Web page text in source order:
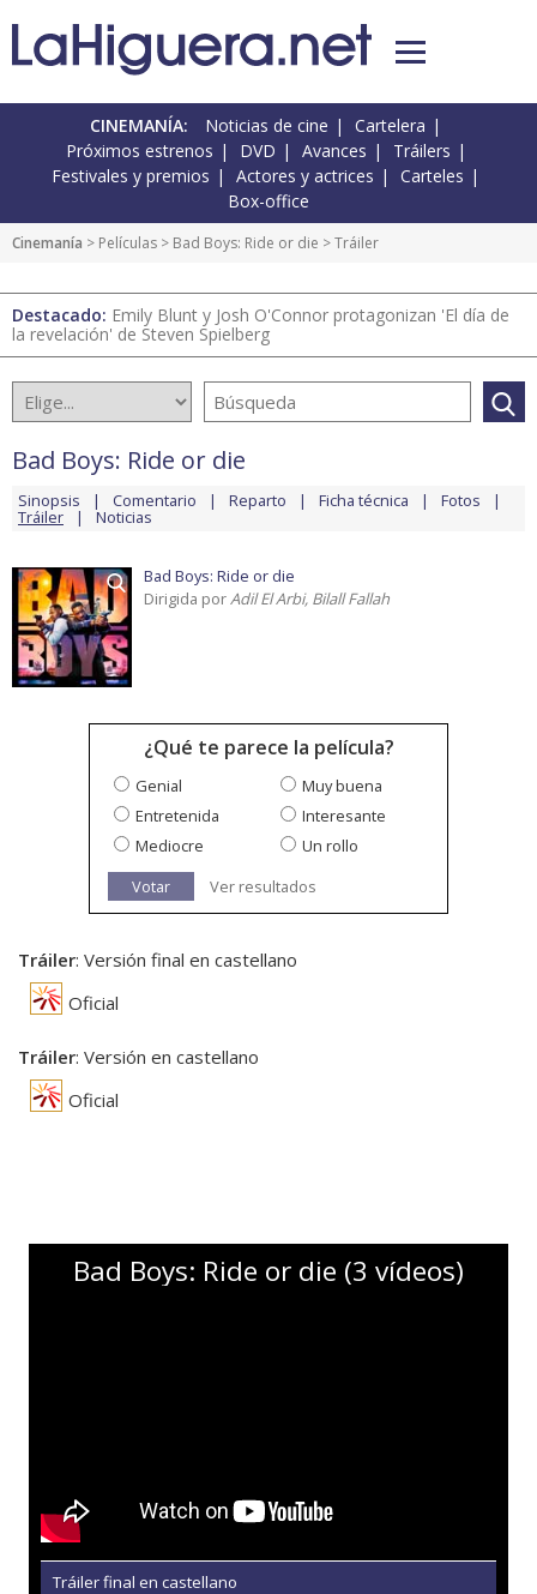
CINEMANÍA: Noticias de cine
Cartelera
Próximos estrenos
DVD Avances
Tráilers
Festivales y premios
Actores y actrices
Carteles
Box-office
Cinemanía > Películas > Bad Boys: Ride or die > Tráiler
Destacado: Emily Blunt y Josh O'Connor protagonizan 'El día de
la revelación' de Steven Spielberg
Bad Boys: Ride or die
Sinopsis Comentario Reparto Ficha técnica Fotos
Tráiler Noticias
Bad Boys: Ride or die
Dirigida porAdil El Arbi, Bilall Fallah
¿Qué te parece la película?
Genial
Muy buena
Entretenida
Interesante
Mediocre
Un rollo
Votar
Ver resultados
Tráiler: Versión final en castellano
Oficial
Tráiler: Versión en castellano
Oficial
Bad Boys: Ride or die (3 vídeos)
Tráiler final en castellano